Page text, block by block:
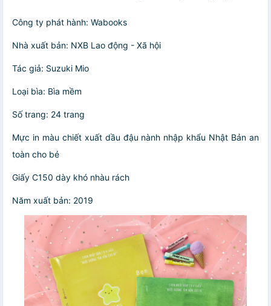
Công ty phát hành: Wabooks
Nhà xuất bản: NXB Lao động - Xã hội
Tác giả: Suzuki Mio
Loại bìa: Bìa mềm
Số trang: 24 trang
Mực in màu chiết xuất dầu đậu nành nhập khẩu Nhật Bản an
toàn cho bé
Giấy C150 dày khó nhàu rách
Năm xuất bản: 2019